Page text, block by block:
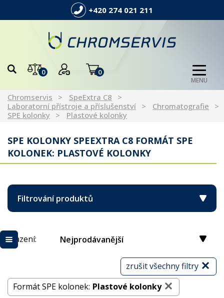
+420 274 021 211
0 0
MENU
Chromservis
SpeExtra C8
Laboratorní přístroje a příslušenství
Chromatografie
SPE kolonky
Plastové kolonky
SPE KOLONKY SPEEXTRA C8 FORMÁT SPE
KOLONEK: PLASTOVÉ KOLONKY
Filtrování produktů
Řazení: Nejprodávanější
zrušit všechny filtry
Formát SPE kolonek: Plastové kolonky